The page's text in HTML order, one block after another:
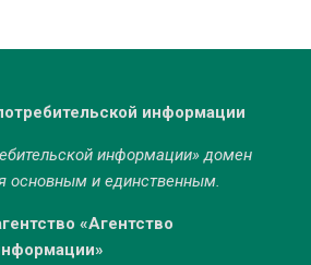
информации
информации» домен
основным и единственным.
«Агентство